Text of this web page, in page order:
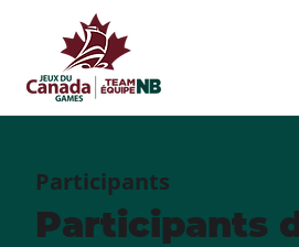
Participants
Participants